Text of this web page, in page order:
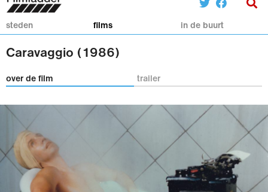
steden films in de buurt
Caravaggio (1986)
over de film trailer